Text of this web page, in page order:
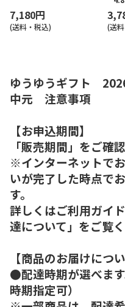
7,180円
(送料・税込) (送
ゆうゆうギフト
中元 注意事項
【お申込期間】
「販売期間」をご確
※インターネットで
いが完了した時点で
す。
詳しくはご利用ガイ
達について」をご覧く
【商品のお届けについ
●配達時期が選べま
時期指定可）